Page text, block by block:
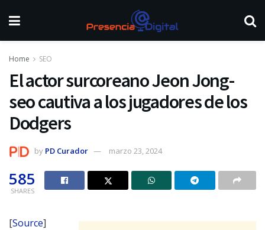
Home SEO
El actor surcoreano Jeon Jong-
seo cautiva a los jugadores de los
Dodgers
by PD Curador marzo 23, 2024
585
SHARES
[Source]